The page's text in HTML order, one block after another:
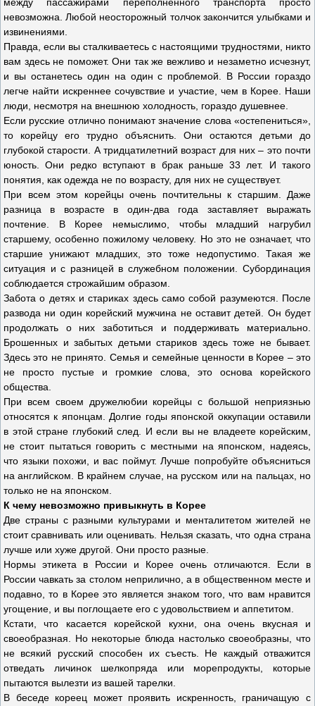
невозможна. Любой неосторожный толчок закончится улыбками и
извинениями.
Правда, если вы сталкиваетесь с настоящими трудностями, никто
вам здесь не поможет. Они так же вежливо и незаметно исчезнут,
и вы останетесь один на один с проблемой. В России гораздо
легче найти искреннее сочувствие и участие, чем в Корее. Наши
люди, несмотря на внешнюю холодность, гораздо душевнее.
Если русские отлично понимают значение слова «остепениться»,
то корейцу его трудно объяснить. Они остаются детьми до
глубокой старости. А тридцатилетний возраст для них – это почти
юность. Они редко вступают в брак раньше 33 лет. И такого
понятия, как одежда не по возрасту, для них не существует.
При всем этом корейцы очень почтительны к старшим. Даже
разница в возрасте в один-два года заставляет выражать
почтение. В Корее немыслимо, чтобы младший нагрубил
старшему, особенно пожилому человеку. Но это не означает, что
старшие унижают младших, это тоже недопустимо. Такая же
ситуация и с разницей в служебном положении. Субординация
соблюдается строжайшим образом.
Забота о детях и стариках здесь само собой разумеются. После
развода ни один корейский мужчина не оставит детей. Он будет
продолжать о них заботиться и поддерживать материально.
Брошенных и забытых детьми стариков здесь тоже не бывает.
Здесь это не принято. Семья и семейные ценности в Корее – это
не просто пустые и громкие слова, это основа корейского
общества.
При всем своем дружелюбии корейцы с большой неприязнью
относятся к японцам. Долгие годы японской оккупации оставили
в этой стране глубокий след. И если вы не владеете корейским,
не стоит пытаться говорить с местными на японском, надеясь,
что языки похожи, и вас поймут. Лучше попробуйте объясниться
на английском. В крайнем случае, на русском или на пальцах, но
только не на японском.
К чему невозможно привыкнуть в Корее
Две страны с разными культурами и менталитетом жителей не
стоит сравнивать или оценивать. Нельзя сказать, что одна страна
лучше или хуже другой. Они просто разные.
Нормы этикета в России и Корее очень отличаются. Если в
России чавкать за столом неприлично, а в общественном месте и
подавно, то в Корее это является знаком того, что вам нравится
угощение, и вы поглощаете его с удовольствием и аппетитом.
Кстати, что касается корейской кухни, она очень вкусная и
своеобразная. Но некоторые блюда настолько своеобразны, что
не всякий русский способен их съесть. Не каждый отважится
отведать личинок шелкопряда или морепродукты, которые
пытаются вылезти из вашей тарелки.
В беседе кореец может проявить искренность, граничащую с